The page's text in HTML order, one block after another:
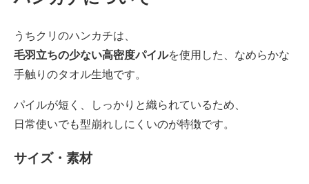
うちクリのハンカチは、
毛羽立ちの少ない高密度パイルを使用した、なめらかな
手触りのタオル生地です。
パイルが短く、しっかりと織られているため、
日常使いでも型崩れしにくいのが特徴です。
サイズ・素材